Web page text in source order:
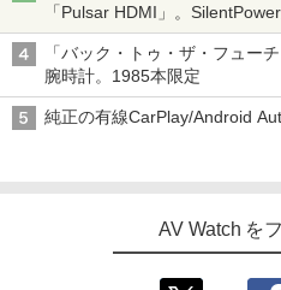
「Pulsar HDMI」。
「バック・トゥ・ザ・フュー
腕時計。1985本限定
純正の有線CarPlay/Android
AV Watch を